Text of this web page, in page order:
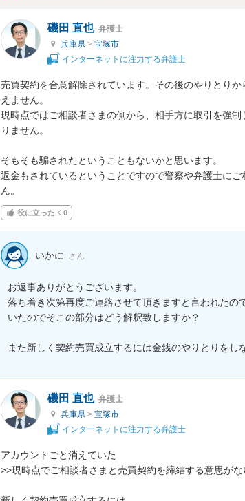
磯田 直也 弁護士
兵庫県 > 宝塚市
インターネットに注力する弁護士
売買契約を合意解除されています。その後のやりとり
えません。
現時点ではご相談者さまの側から、相手方に取引を強
りません。
そもそも騙されたということもないかと思います。
返金もされているということですので警察や弁護士に
ん。
役に立った 0
いかに さん
お返事ありがとうございます。
落ち着き次第再度ご連絡させて頂きますと言われたの
いたのでそこの部分はどう解釈致しますか？
また新しく契約売買成立するには金銭のやりとりをし
磯田 直也 弁護士
兵庫県 > 宝塚市
インターネットに注力する弁護士
アカウントごと消えていた
>>現時点でご相談者さまと売買契約を締結する意思がな